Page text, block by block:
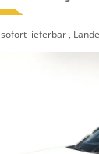
sofort lieferbar ,